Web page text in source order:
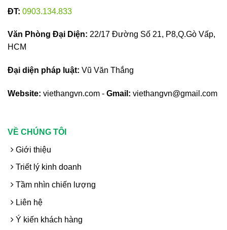
ĐT: 0903.134.833
Văn Phòng Đại Diện: 22/17 Đường Số 21, P8,Q.Gò Vấp,
HCM
Đại diện pháp luật: Vũ Văn Thắng
Website: viethangvn.com - Gmail: viethangvn@gmail.com
VỀ CHÚNG TÔI
Giới thiệu
Triết lý kinh doanh
Tầm nhìn chiến lượng
Liên hệ
Ý kiến khách hàng